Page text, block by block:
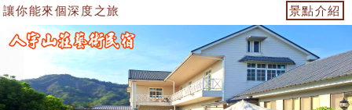
你能來個深度之旅 景點介紹